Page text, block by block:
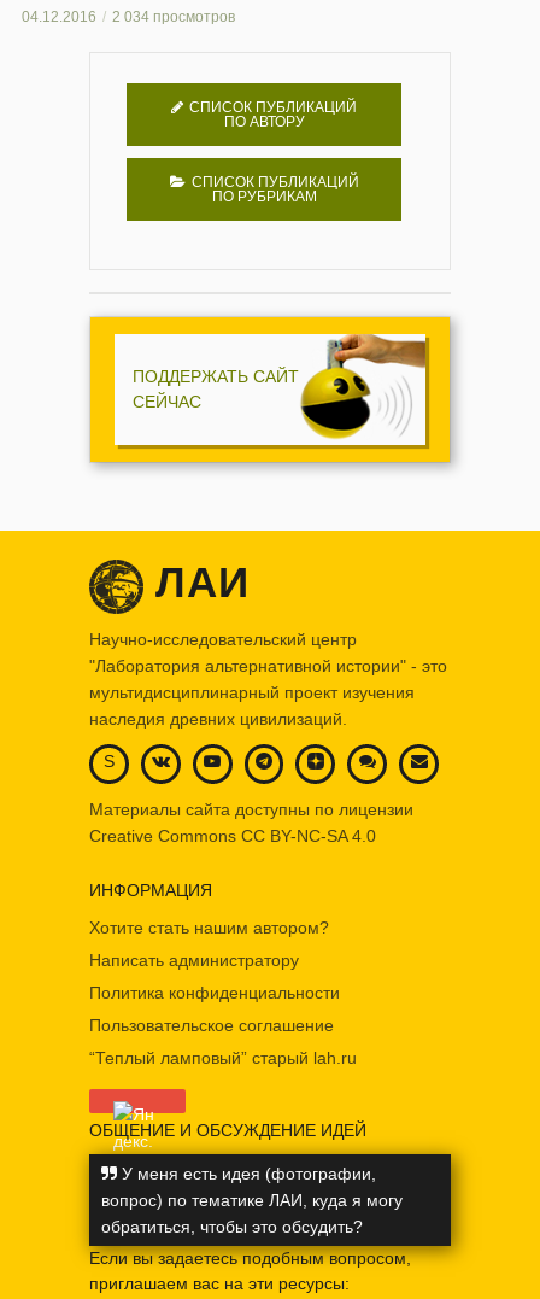
04.12.2016 2 034 просмотров
СПИСОК ПУБЛИКАЦИЙ
ПО АВТОРУ
СПИСОК ПУБЛИКАЦИЙ
ПО РУБРИКАМ
ПОДДЕРЖАТЬ САЙТ
СЕЙЧАС
ЛАИ
Научно-исследовательский центр
"Лаборатория альтернативной истории" - это
мультидисциплинарный проект изучения
наследия древних цивилизаций.
S
Материалы сайта доступны по лицензии
Creative Commons CC BY-NC-SA 4.0
ИНФОРМАЦИЯ
Хотите стать нашим автором?
Написать администратору
Политика конфиденциальности
Пользовательское соглашение
“Теплый ламповый” старый lah.ru
ОБЩЕНИЕ И ОБСУЖДЕНИЕ ИДЕЙ
У меня есть идея (фотографии,
вопрос) по тематике ЛАИ, куда я могу
обратиться, чтобы это обсудить?
Если вы задаетесь подобным вопросом,
приглашаем вас на эти ресурсы: